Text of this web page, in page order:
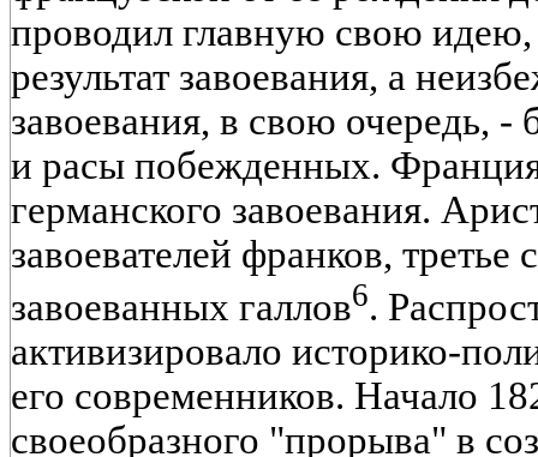
проводил главную свою идею,
результат завоевания, а
завоевания, в свою очередь, -
и расы побежденных.
германского завоевания.
завоевателей франков,
завоеванных галлов6.
активизировало историко-
его современников. Начало
своеобразного "прорыва" в